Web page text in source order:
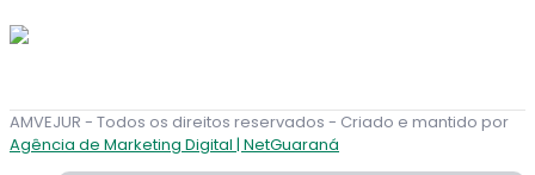
AMVEJUR - Todos os direitos reservados - Criado e mantido por
Agência de Marketing Digital | NetGuaraná